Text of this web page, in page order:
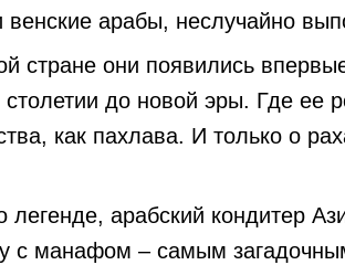
арабы, неслучайно
стране они появились
до новой эры. Где ее
как пахлава. И только о
арабский кондитер
с манафом – самым